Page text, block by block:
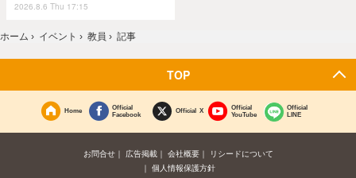
2026.8.6 Thu 17:15
ホーム › イベント › 教員 › 記事
TOP
Home
Official
Facebook
Official X
Official
YouTube
Official
LINE
お問合せ 広告掲載 会社概要
リシードについて
個人情報保護方針